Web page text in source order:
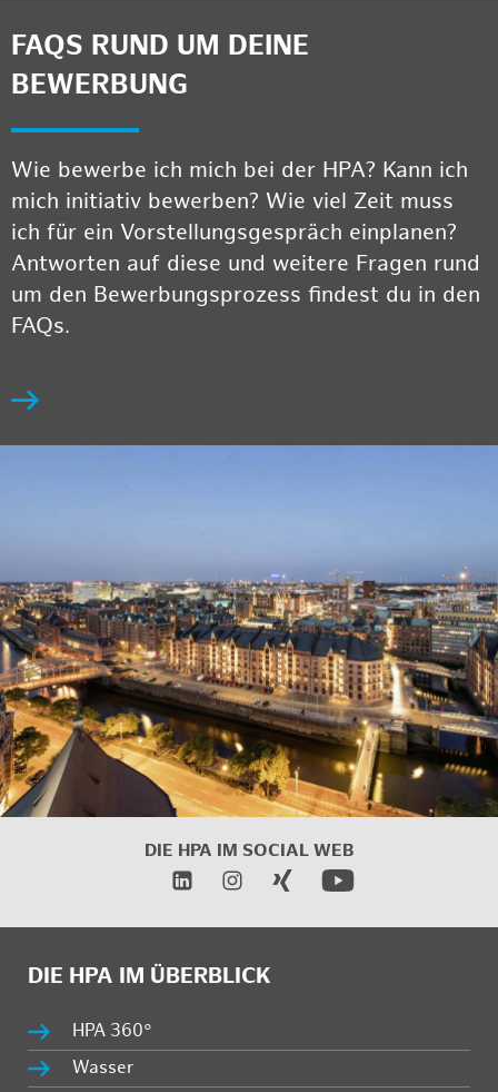
FAQS RUND UM DEINE
BEWERBUNG
Wie bewerbe ich mich bei der HPA? Kann ich
mich initiativ bewerben? Wie viel Zeit muss
ich für ein Vorstellungsgespräch einplanen?
Antworten auf diese und weitere Fragen rund
um den Bewerbungsprozess findest du in den
FAQs.
DIE HPA IM SOCIAL WEB
DIE HPA IM ÜBERBLICK
HPA 360°
Wasser